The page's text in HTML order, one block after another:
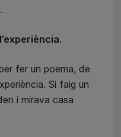
fer un poema, de
Si faig un
i mirava casa